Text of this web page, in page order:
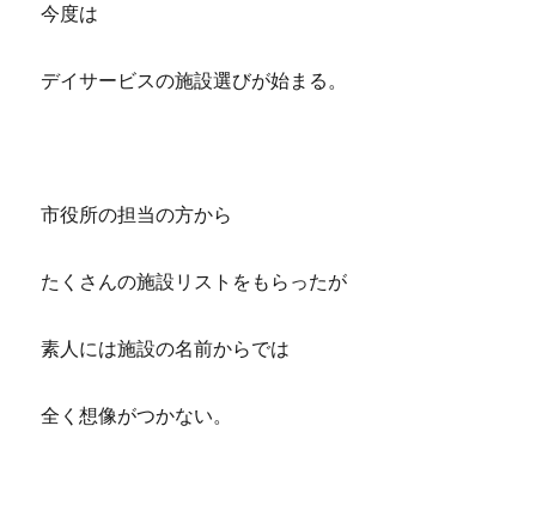
今度は
デイサービスの施設選びが始まる。
市役所の担当の方から
たくさんの施設リストをもらったが
素人には施設の名前からでは
全く想像がつかない。